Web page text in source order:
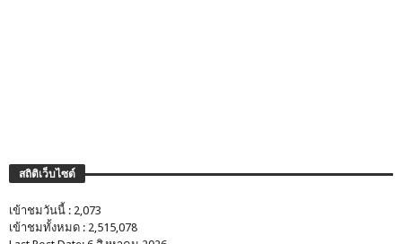
สถิติเว็บไซต์
เข้าชมวันนี้ : 2,073
เข้าชมทั้งหมด : 2,515,078